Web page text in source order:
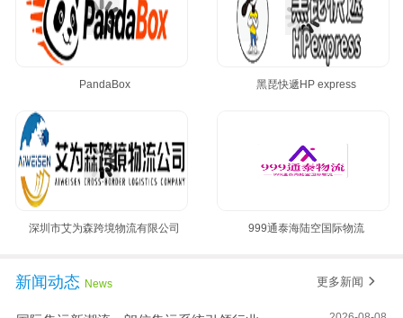
PandaBox 黑琵快遞HP express
深圳市艾为森跨境物流有限公司 999通泰海陆空国际物流
新闻动态 News 更多新闻